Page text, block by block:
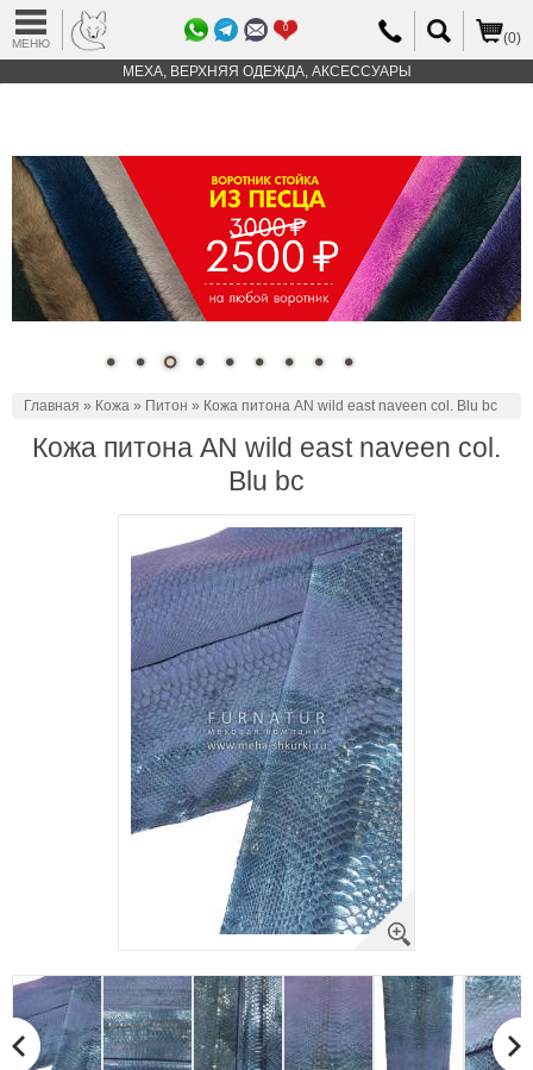
МЕНЮ
0
(0)
МЕХА, ВЕРХНЯЯ ОДЕЖДА, АКСЕССУАРЫ
Главная » Кожа » Питон » Кожа питона AN wild east naveen col. Blu bc
Кожа питона AN wild east naveen col.
Blu bc